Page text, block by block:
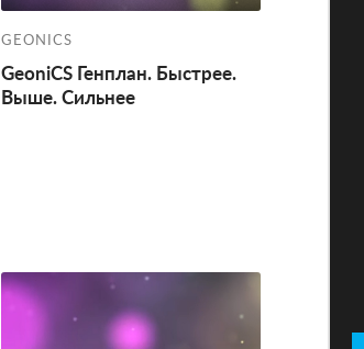
GEONICS
GeoniCS Генплан. Быстрее.
Выше. Сильнее